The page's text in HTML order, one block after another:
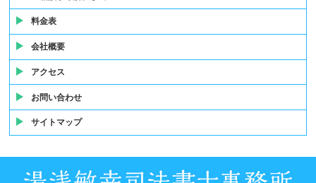
料金表
会社概要
アクセス
お問い合わせ
サイトマップ